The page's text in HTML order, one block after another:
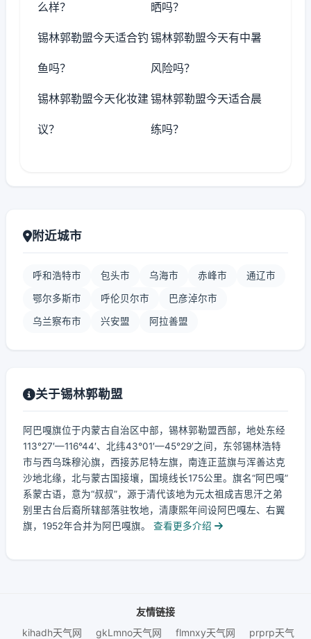
么样？ 晒吗？
锡林郭勒盟今天适合钓
鱼吗？
锡林郭勒盟今天有中暑
风险吗？
锡林郭勒盟今天化妆建
议？
锡林郭勒盟今天适合晨
练吗？
附近城市
呼和浩特市 包头市 乌海市 赤峰市 通辽市
鄂尔多斯市 呼伦贝尔市 巴彦淖尔市
乌兰察布市 兴安盟 阿拉善盟
关于锡林郭勒盟
阿巴嘎旗位于内蒙古自治区中部，锡林郭勒盟西部，地处东经
113°27′—116°44′、北纬43°01′—45°29′之间，东邻锡林浩特
市与西乌珠穆沁旗，西接苏尼特左旗，南连正蓝旗与浑善达克
沙地北缘，北与蒙古国接壤，国境线长175公里。旗名“阿巴嘎”
系蒙古语，意为“叔叔”，源于清代该地为元太祖成吉思汗之弟
别里古台后裔所辖部落驻牧地，清康熙年间设阿巴嘎左、右翼
旗，1952年合并为阿巴嘎旗。
查看更多介绍
友情链接
kihadh天气网
gkLmno天气网 flmnxy天气网 prprp天气